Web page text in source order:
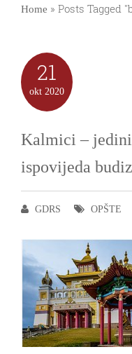
Home » Posts Tagged
21
okt 2020
Kalmici ‒
ispovijeda
GDRS OPŠTE